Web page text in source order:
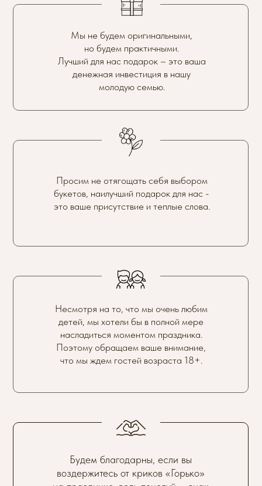
Мы не будем оригинальными,
но будем практичными.
Лучший для нас подарок – это ваша
денежная инвестиция в нашу
молодую семью.
Несмотря на то, что мы очень любим
детей, мы хотели бы в полной мере
насладиться моментом праздника.
Поэтому обращаем ваше внимание,
что мы ждем гостей возраста 18+.
Просим не отягощать себя выбором
букетов, наилучший подарок для нас -
это ваше присутствие и теплые слова.
Будем благодарны, если вы
воздержитесь от криков «Горько»